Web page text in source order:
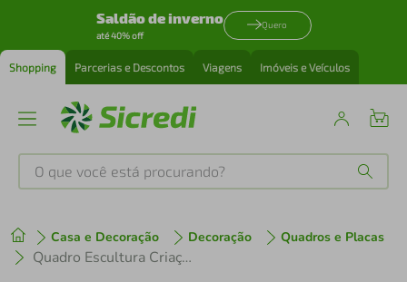
Saldão de inverno
até 40% off
Quero
Shopping Parcerias e Descontos Viagens Imóveis e Veículos
O que você está procurando?
Casa e Decoração Decoração Quadros e Placas
Quadro Escultura Criação de Adão Michelangelo 100x25 Areia
1º tenis